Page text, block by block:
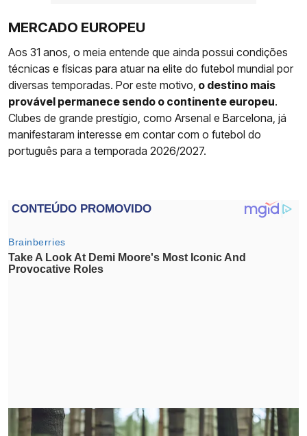
MERCADO EUROPEU
Aos 31 anos, o meia entende que ainda possui condições
técnicas e físicas para atuar na elite do futebol mundial por
diversas temporadas. Por este motivo, o destino mais
provável permanece sendo o continente europeu.
Clubes de grande prestígio, como Arsenal e Barcelona, já
manifestaram interesse em contar com o futebol do
português para a temporada 2026/2027.